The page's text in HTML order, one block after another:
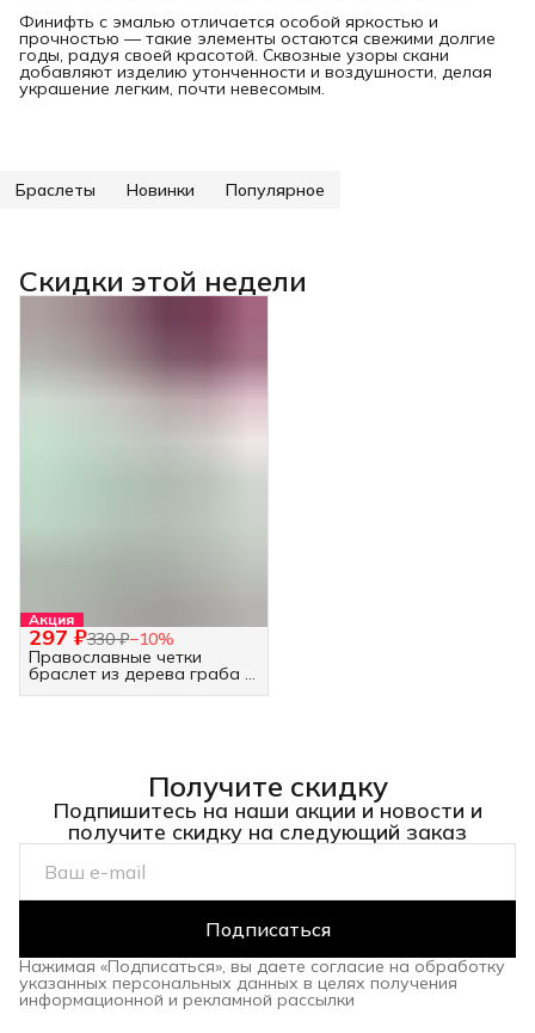
Финифть с эмалью отличается особой яркостью и
прочностью — такие элементы остаются свежими долгие
годы, радуя своей красотой. Сквозные узоры скани
добавляют изделию утонченности и воздушности, делая
украшение легким, почти невесомым.
Браслеты Новинки Популярное
Скидки этой недели
Акция
297 ₽330 ₽−10%
Православные четки
браслет из дерева граба -
Получите скидку
Подпишитесь на наши акции и новости и
получите скидку на следующий заказ
Подписаться
Нажимая «Подписаться», вы даете согласие на обработку
указанных персональных данных в целях получения
информационной и рекламной рассылки